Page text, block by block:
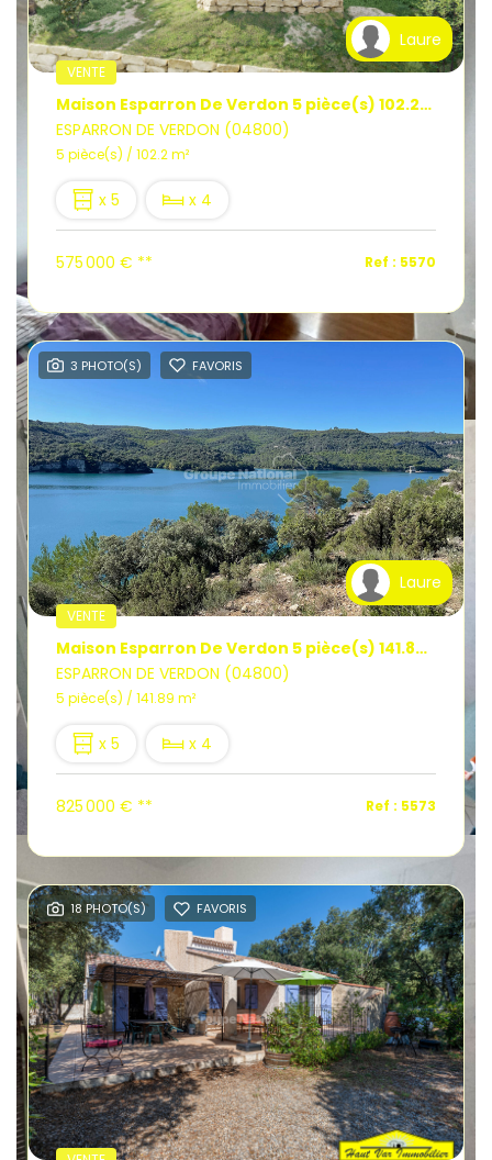
Laure
VENTE
Maison Esparron De Verdon 5 pièce(s) 102.20 m2
ESPARRON DE VERDON (04800)
5 pièce(s) / 102.2 m²
x 5 x 4
575 000 € ** Ref : 5570
3 PHOTO(S) FAVORIS
Laure
VENTE
Maison Esparron De Verdon 5 pièce(s) 141.89 m2
ESPARRON DE VERDON (04800)
5 pièce(s) / 141.89 m²
x 5 x 4
825 000 € ** Ref : 5573
18 PHOTO(S) FAVORIS